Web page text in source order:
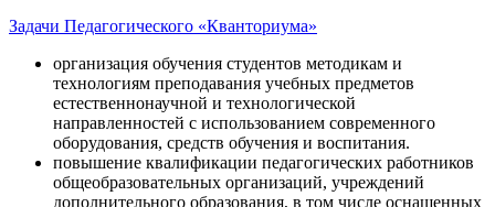
Задачи Педагогического «Кванториума»
организация обучения студентов методикам и
технологиям преподавания учебных предметов
естественнонаучной и технологической
направленностей с использованием современного
оборудования, средств обучения и воспитания.
повышение квалификации педагогических работников
общеобразовательных организаций, учреждений
дополнительного образования, в том числе оснащенных